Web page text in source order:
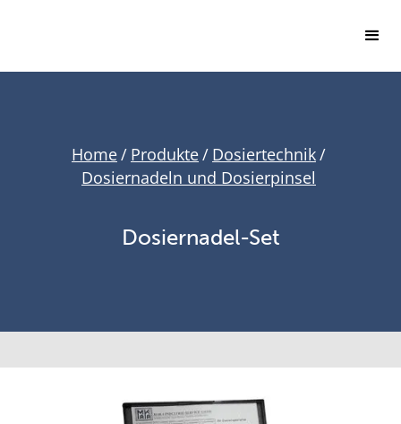
Home/ Produkte/ Dosiertechnik/
Dosiernadeln und Dosierpinsel
Dosiernadel-Set